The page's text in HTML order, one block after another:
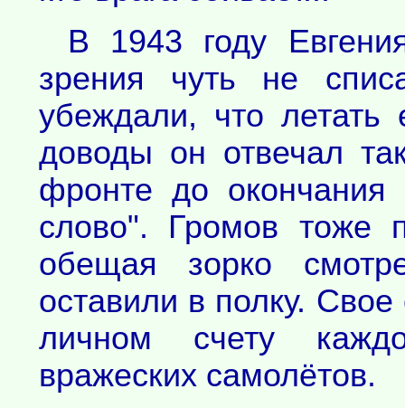
В 1943 году
зрения чуть не
убеждали, что
доводы он отвечал
фронте до
слово". Громов тоже
обещая зорко
оставили в полку.
личном счету
вражеских самолётов.